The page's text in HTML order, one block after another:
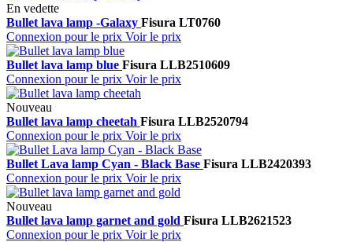
En vedette
Bullet lava lamp -Galaxy Fisura LT0760
Connexion pour le prix Voir le prix
Bullet lava lamp blue Fisura LLB2510609
Connexion pour le prix Voir le prix
Nouveau
Bullet lava lamp cheetah Fisura LLB2520794
Connexion pour le prix Voir le prix
Bullet Lava lamp Cyan - Black Base Fisura LLB2420393
Connexion pour le prix Voir le prix
Nouveau
Bullet lava lamp garnet and gold Fisura LLB2621523
Connexion pour le prix Voir le prix